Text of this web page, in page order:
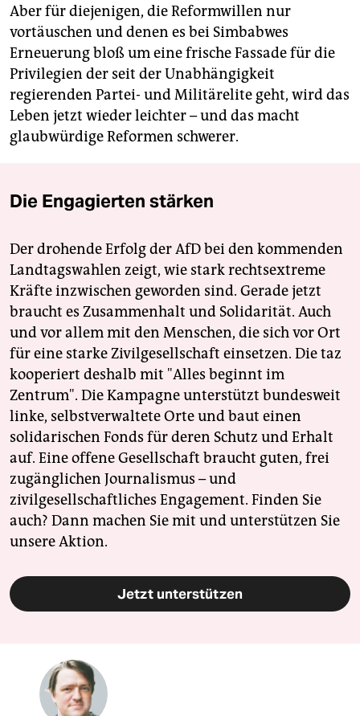
Aber für diejenigen, die Reformwillen nur
vortäuschen und denen es bei Simbabwes
Erneuerung bloß um eine frische Fassade für die
Privilegien der seit der Unabhängigkeit
regierenden Partei- und Militärelite geht, wird das
Leben jetzt wieder leichter – und das macht
glaubwürdige Reformen schwerer.
Die Engagierten stärken
Der drohende Erfolg der AfD bei den kommenden
Landtagswahlen zeigt, wie stark rechtsextreme
Kräfte inzwischen geworden sind. Gerade jetzt
braucht es Zusammenhalt und Solidarität. Auch
und vor allem mit den Menschen, die sich vor Ort
für eine starke Zivilgesellschaft einsetzen. Die taz
kooperiert deshalb mit "Alles beginnt im
Zentrum". Die Kampagne unterstützt bundesweit
linke, selbstverwaltete Orte und baut einen
solidarischen Fonds für deren Schutz und Erhalt
auf. Eine offene Gesellschaft braucht guten, frei
zugänglichen Journalismus – und
zivilgesellschaftliches Engagement. Finden Sie
auch? Dann machen Sie mit und unterstützen Sie
unsere Aktion.
Jetzt unterstützen